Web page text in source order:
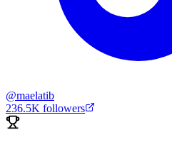
@maelatib
236.5K followers